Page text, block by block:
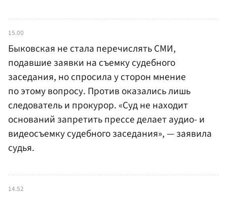
15.00
Быковская не стала перечислять СМИ,
подавшие заявки на съемку судебного
заседания, но спросила у сторон мнение
по этому вопросу. Против оказались лишь
следователь и прокурор. «Суд не находит
оснований запретить прессе делает аудио- и
видеосъемку судебного заседания», — заявила
судья.
14.52